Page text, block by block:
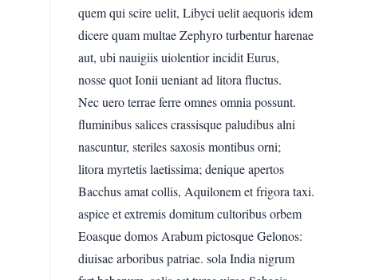
quem qui scire uelit, Libyci uelit aequoris idem
dicere quam multae Zephyro turbentur harenae
aut, ubi nauigiis uiolentior incidit Eurus,
nosse quot Ionii ueniant ad litora fluctus.
Nec uero terrae ferre omnes omnia possunt.
fluminibus salices crassisque paludibus alni
nascuntur, steriles saxosis montibus orni;
litora myrtetis laetissima; denique apertos
Bacchus amat collis, Aquilonem et frigora taxi.
aspice et extremis domitum cultoribus orbem
Eoasque domos Arabum pictosque Gelonos:
diuisae arboribus patriae. sola India nigrum